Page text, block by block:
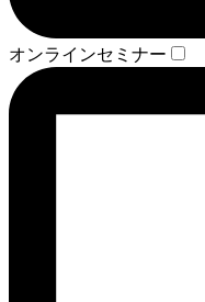
オンラインセミナー